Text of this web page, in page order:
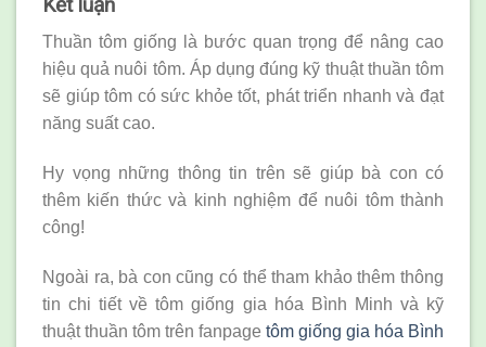
Thuần tôm giống là bước quan trọng để nâng cao
hiệu quả nuôi tôm. Áp dụng đúng kỹ thuật thuần tôm
sẽ giúp tôm có sức khỏe tốt, phát triển nhanh và đạt
năng suất cao.
Hy vọng những thông tin trên sẽ giúp bà con có
thêm kiến thức và kinh nghiệm để nuôi tôm thành
công!
Ngoài ra, bà con cũng có thể tham khảo thêm thông
tin chi tiết về tôm giống gia hóa Bình Minh và kỹ
thuật thuần tôm trên fanpage tôm giống gia hóa Bình